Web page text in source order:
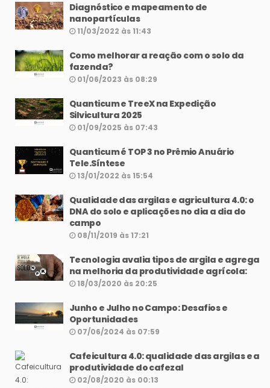
Diagnóstico e mapeamento de
nanopartículas
11/03/2022 às 11:43
Como melhorar a reação com o solo da
fazenda?
01/06/2023 às 08:29
Quanticum e TreeX na Expedição
Silvicultura 2025
01/09/2025 às 07:43
Quanticum é TOP 3 no Prêmio Anuário
Tele.Síntese
13/01/2022 às 15:54
Qualidade das argilas e agricultura 4.0: o
DNA do solo e aplicações no dia a dia do
campo
08/11/2019 às 17:21
Tecnologia avalia tipos de argila e agrega
na melhoria da produtividade agrícola:
18/03/2020 às 20:25
Junho e Julho no Campo: Desafios e
Oportunidades
07/06/2024 às 07:59
Cafeicultura 4.0: qualidade das argilas e a
produtividade do cafezal
02/08/2020 às 00:13